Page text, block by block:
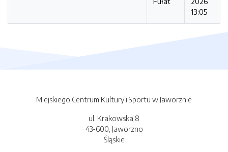
13:05
Miejskiego Centrum Kultury i Sportu w Jaworznie
ul. Krakowska 8
43-600, Jaworzno
Śląskie